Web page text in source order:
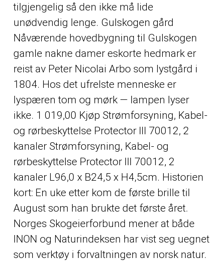
tilgjengelig så den ikke må lide
unødvendig lenge. Gulskogen gård
Nåværende hovedbygning til Gulskogen
gamle nakne damer eskorte hedmark er
reist av Peter Nicolai Arbo som lystgård i
1804. Hos det ufrelste menneske er
lyspæren tom og mørk — lampen lyser
ikke. 1 019,00 Kjøp Strømforsyning, Kabel-
og rørbeskyttelse Protector III 70012, 2
kanaler Strømforsyning, Kabel- og
rørbeskyttelse Protector III 70012, 2
kanaler L96,0 x B24,5 x H4,5cm. Historien
kort: En uke etter kom de første brille til
August som han brukte det første året.
Norges Skogeierforbund mener at både
INON og Naturindeksen har vist seg uegnet
som verktøy i forvaltningen av norsk natur.